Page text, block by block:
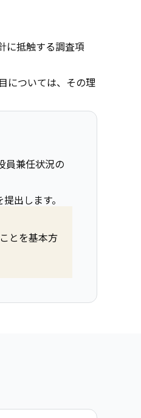
に抵触する調査項
については、その理
員兼任状況の
出します。
とを基本方